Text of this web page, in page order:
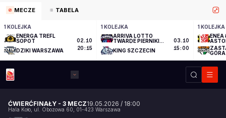
MECZE TABELA
1 KOLEJKA
ENERGA TREFL
SOPOT
DZIKI WARSZAWA
02.10
20:15
1 KOLEJKA
ARRIVA LOTTO
TWARDE PIERNIKI
KING SZCZECIN
03.10
15:00
1 KOLEJKA
ENEA
GÓRA
ĆWIERĆFINAŁY - 3 MECZ19.05.2026 / 18:00
Hala Koło ul. Obozowa 60 01-423 Warszawa